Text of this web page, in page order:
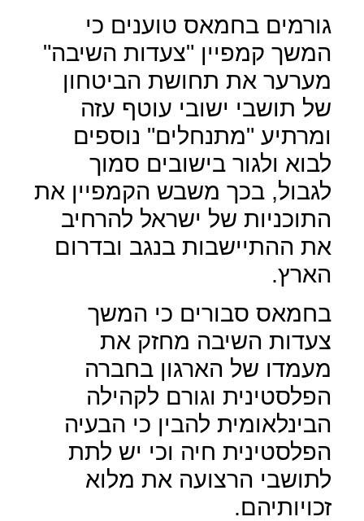
גורמים בחמאס טוענים כי
המשך קמפיין "צעדות השיבה"
מערער את תחושת הביטחון
של תושבי ישובי עוטף עזה
ומרתיע "מתנחלים" נוספים
לבוא ולגור בישובים סמוך
לגבול, בכך משבש הקמפיין את
התוכניות של ישראל להרחיב
את ההתיישבות בנגב ובדרום
הארץ.
בחמאס סבורים כי המשך
צעדות השיבה מחזק את
מעמדו של הארגון בחברה
הפלסטינית וגורם לקהילה
הבינלאומית להבין כי הבעיה
הפלסטינית חיה וכי יש לתת
לתושבי הרצועה את מלוא
זכויותיהם.